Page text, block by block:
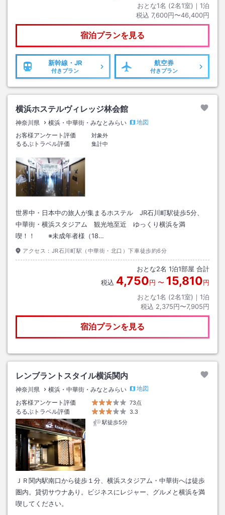
おとな1名 (2名1室)｜ 1泊
税込 7,600円〜46,400円
宿泊プランを見る
新幹線・JR
付きプラン
航空券
付きプラン
横浜ホステルヴィレッジ林会館
神奈川県 横浜・中華街・みなとみらい
地図
お客様アンケート評価
対象外
るるぶトラベル評価 集計中
世界中・日本中の旅人が集まるホステル JR石川町駅徒歩5分、
中華街・横浜スタジアム 観光地至近 ゆっくり横浜を満
喫！！ ※未成年者様（18…
アクセス： JR石川町駅（中華街・北口）下車徒歩約6分
おとな2名 1泊1部屋 合計
税込 4,750円 〜 15,810円
おとな1名 (2名1室)｜ 1泊
税込 2,375円〜7,905円
宿泊プランを見る
レンブラントスタイル横浜関内
神奈川県 横浜・中華街・みなとみらい
地図
お客様アンケート評価
73点
るるぶトラベル評価
3.3
駅徒歩5分
ＪＲ関内駅南口から徒歩１分、横浜スタジアム・中華街へは徒歩
圏内。貸切サウナあり。ビジネスにレジャー、グルメと横浜を満
喫してください。